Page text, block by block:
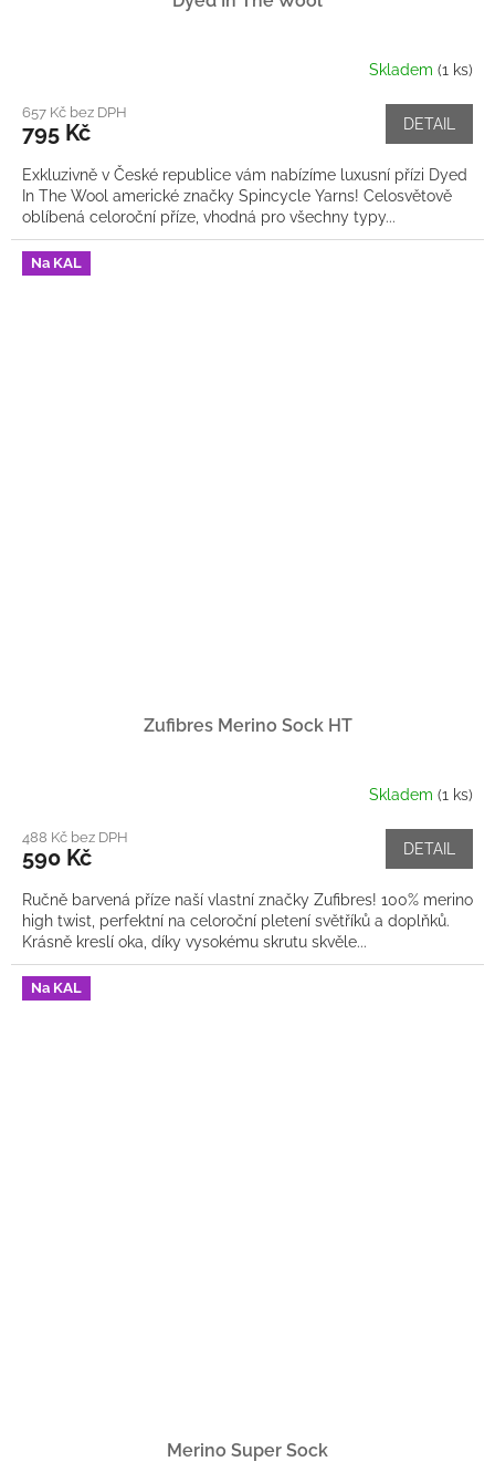
Skladem (1 ks)
657 Kč bez DPH
795 Kč DETAIL
Exkluzivně v České republice vám nabízíme luxusní přízi Dyed
In The Wool americké značky Spincycle Yarns! Celosvětově
oblíbená celoroční příze, vhodná pro všechny typy...
Na KAL
Zufibres Merino Sock HT
Skladem (1 ks)
488 Kč bez DPH
590 Kč DETAIL
Ručně barvená příze naší vlastní značky Zufibres! 100% merino
high twist, perfektní na celoroční pletení světříků a doplňků.
Krásně kreslí oka, díky vysokému skrutu skvěle...
Na KAL
Merino Super Sock